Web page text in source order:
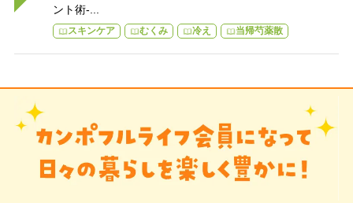
ント術-...
スキンケア むくみ 冷え 当帰芍薬散